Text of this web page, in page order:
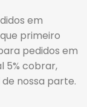
em
primeiro
pedidos em
5% cobrar,
nossa parte.